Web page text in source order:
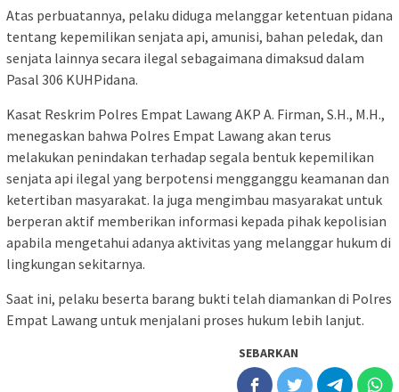
Atas perbuatannya, pelaku diduga melanggar ketentuan pidana
tentang kepemilikan senjata api, amunisi, bahan peledak, dan
senjata lainnya secara ilegal sebagaimana dimaksud dalam
Pasal 306 KUHPidana.
Kasat Reskrim Polres Empat Lawang AKP A. Firman, S.H., M.H.,
menegaskan bahwa Polres Empat Lawang akan terus
melakukan penindakan terhadap segala bentuk kepemilikan
senjata api ilegal yang berpotensi mengganggu keamanan dan
ketertiban masyarakat. Ia juga mengimbau masyarakat untuk
berperan aktif memberikan informasi kepada pihak kepolisian
apabila mengetahui adanya aktivitas yang melanggar hukum di
lingkungan sekitarnya.
Saat ini, pelaku beserta barang bukti telah diamankan di Polres
Empat Lawang untuk menjalani proses hukum lebih lanjut.
SEBARKAN